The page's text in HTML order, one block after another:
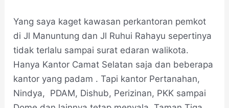
Yang saya kaget kawasan perkantoran pemkot
di Jl Manuntung dan Jl Ruhui Rahayu sepertinya
tidak terlalu sampai surat edaran walikota.
Hanya Kantor Camat Selatan saja dan beberapa
kantor yang padam . Tapi kantor Pertanahan,
Nindya, PDAM, Dishub, Perizinan, PKK sampai